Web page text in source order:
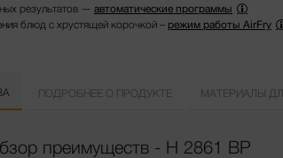
результатов — автоматические программы
блюд с хрустящей корочкой – режим работы AirFry
ПОДРОБНЕЕ О ПРОДУКТЕ МАТЕРИАЛЫ
преимуществ - H 2861 BP